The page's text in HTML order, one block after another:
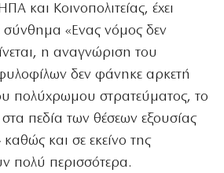
και Κοινοπολιτείας, έχει
σύνθημα «Ενας νόμος δεν
η αναγνώριση του
δεν φάνηκε αρκετή
πολύχρωμου στρατεύματος, το
πεδία των θέσεων εξουσίας
και σε εκείνο της
πολύ περισσότερα.